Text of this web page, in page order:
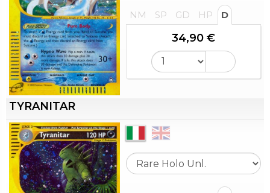
NM SP GD HP D
34,90 €
TYRANITAR